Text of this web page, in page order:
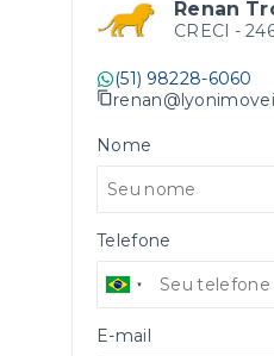
Renan
CRECI -
(51) 98228-6060
Nome
Telefone
E-mail